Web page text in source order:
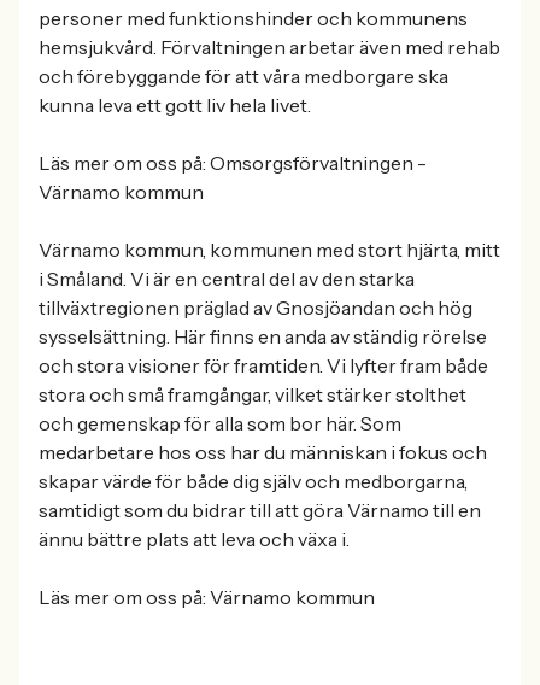
personer med funktionshinder och kommunens
hemsjukvård. Förvaltningen arbetar även med rehab
och förebyggande för att våra medborgare ska
kunna leva ett gott liv hela livet.
Läs mer om oss på: Omsorgsförvaltningen -
Värnamo kommun
Värnamo kommun, kommunen med stort hjärta, mitt
i Småland. Vi är en central del av den starka
tillväxtregionen präglad av Gnosjöandan och hög
sysselsättning. Här finns en anda av ständig rörelse
och stora visioner för framtiden. Vi lyfter fram både
stora och små framgångar, vilket stärker stolthet
och gemenskap för alla som bor här. Som
medarbetare hos oss har du människan i fokus och
skapar värde för både dig själv och medborgarna,
samtidigt som du bidrar till att göra Värnamo till en
ännu bättre plats att leva och växa i.
Läs mer om oss på: Värnamo kommun